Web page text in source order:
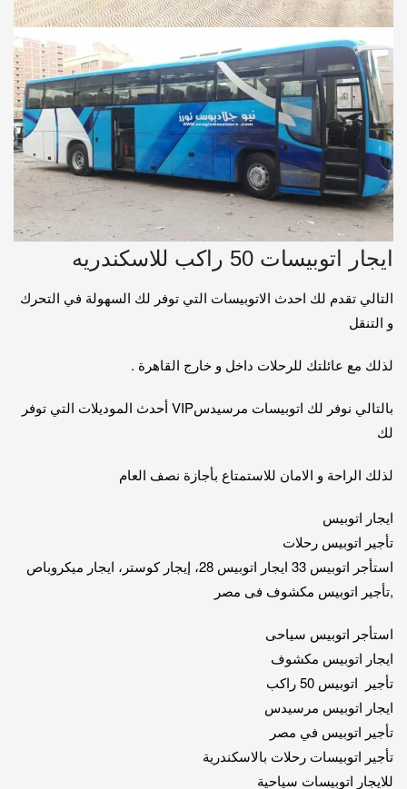
ايجار اتوبيسات 50 راكب للاسكندريه
التالي تقدم لك احدث الاتوبيسات التي توفر لك السهولة في التحرك
و التنقل
لذلك مع عائلتك للرحلات داخل و خارج القاهرة .
بالتالي نوفر لك اتوبيسات مرسيدسVIP أحدث الموديلات التي توفر
لك
لذلك الراحة و الامان للاستمتاع بأجازة نصف العام
ايجار اتوبيس
تأجير اتوبيس رحلات
استأجر اتوبيس 33 ايجار اتوبيس 28، إيجار كوستر، ايجار ميكروباص
,تأجير اتوبيس مكشوف فى مصر
استأجر اتوبيس سياحى
ايجار اتوبيس مكشوف
تأجير اتوبيس 50 راكب
ايجار اتوبيس مرسيدس
تأجير اتوبيس في مصر
تأجير اتوبيسات رحلات بالاسكندرية
للايجار اتوبيسات سياحية